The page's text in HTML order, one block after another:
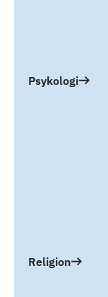
Psykologi
Religion